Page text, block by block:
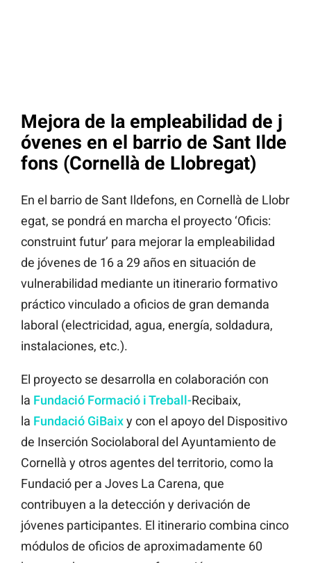
Mejora de la empleabilidad de j
óvenes en el barrio de Sant Ilde
fons (Cornellà de Llobregat)
En el barrio de Sant Ildefons, en Cornellà de Llobr
egat, se pondrá en marcha el proyecto ‘Oficis:
construint futur’ para mejorar la empleabilidad
de jóvenes de 16 a 29 años en situación de
vulnerabilidad mediante un itinerario formativo
práctico vinculado a oficios de gran demanda
laboral (electricidad, agua, energía, soldadura,
instalaciones, etc.).
El proyecto se desarrolla en colaboración con
la Fundació Formació i Treball-Recibaix,
la Fundació GiBaixy con el apoyo del Dispositivo
de Inserción Sociolaboral del Ayuntamiento de
Cornellà y otros agentes del territorio, como la
Fundació per a Joves La Carena, que
contribuyen a la detección y derivación de
jóvenes participantes. El itinerario combina cinco
módulos de oficios de aproximadamente 60